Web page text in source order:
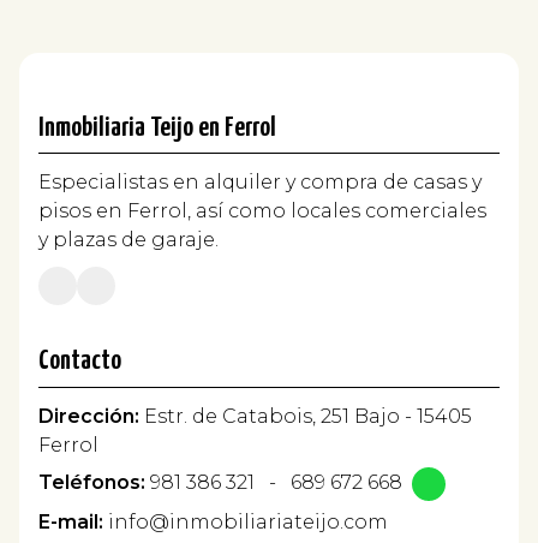
Inmobiliaria Teijo en Ferrol
Especialistas en alquiler y compra de casas y
pisos en Ferrol, así como locales comerciales
y plazas de garaje.
Contacto
Dirección: Estr. de Catabois, 251 Bajo - 15405
Ferrol
Teléfonos: 981 386 321 -
689 672 668
E-mail: info@inmobiliariateijo.com